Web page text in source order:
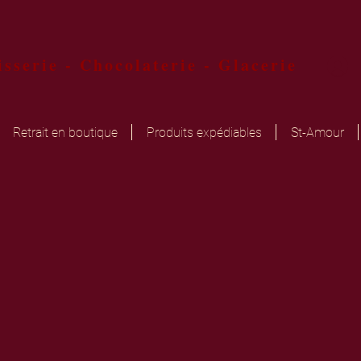
- Chocolaterie - Glacerie
Retrait en boutique Produits expédiables St-Amour